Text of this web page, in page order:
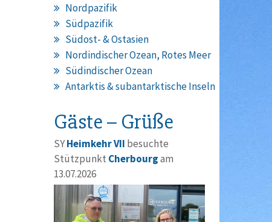
Nordpazifik
Südpazifik
Südost- & Ostasien
Nordindischer Ozean, Rotes Meer
Südindischer Ozean
Antarktis & subantarktische Inseln
Gäste – Grüße
SYHeimkehr VII besuchte
Stützpunkt Cherbourgam
13.07.2026